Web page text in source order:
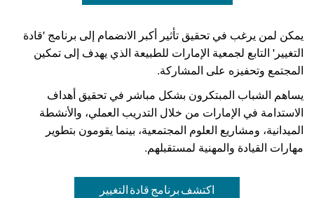
يمكن لمن يرغب في تحقيق تأثير أكبر الانضمام إلى برنامج 'قادة
التغيير' التابع لجمعية الإمارات للطبيعة الذي يهدف إلى تمكين
المجتمع وتحفيزه على المشاركة.
يساهم الشباب المبتكرون بشكل مباشر في تحقيق أهداف
الاستدامة في الإمارات من خلال التدريب العملي، والأنشطة
الميدانية، ومشاريع العلوم المجتمعية، بينما يقومون بتطوير
مهارات القيادة والمهنية لمستقبلهم.
اكتشف برنامج قادة التغيير